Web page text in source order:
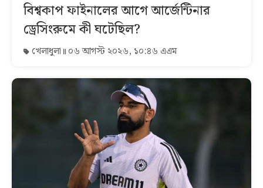
বিশ্বকাপ ফাইনালের আগে আর্জেন্টিনার
ড্রেসিংরুমে কী ঘটেছিল?
খেলাধুলা ০৬ আগস্ট ২০২৬, ১০:৪৬ এএম